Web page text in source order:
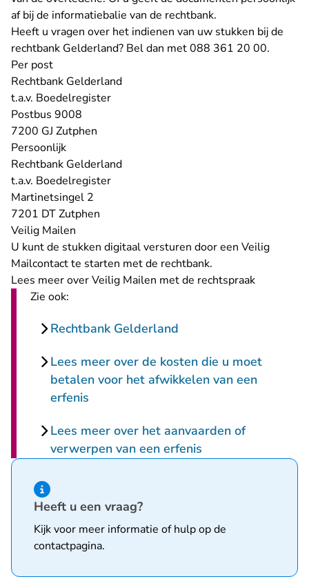
af bij de informatiebalie van de rechtbank.
Heeft u vragen over het indienen van uw stukken bij de
rechtbank Gelderland? Bel dan met 088 361 20 00.
Per post
Rechtbank Gelderland
t.a.v. Boedelregister
Postbus 9008
7200 GJ Zutphen
Persoonlijk
Rechtbank Gelderland
t.a.v. Boedelregister
Martinetsingel 2
7201 DT Zutphen
Veilig Mailen
U kunt de stukken digitaal versturen dooreen Veilig
Mailcontact- U verlaat Rechtspraak.nl
te starten met de rechtbank.
Lees meer over Veilig Mailen met de rechtspraak
Zie ook:
Rechtbank Gelderland
Lees meer over de kosten die u moet
betalen voor het afwikkelen van een
erfenis
Lees meer over het aanvaarden of
verwerpen van een erfenis
Hint van type informatie
Heeft u een vraag?
Kijk voor meer informatie of hulp op de
contactpagina.